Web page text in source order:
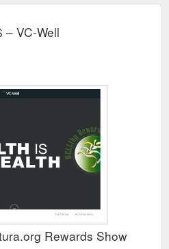
– VC-Well
Rewards Show